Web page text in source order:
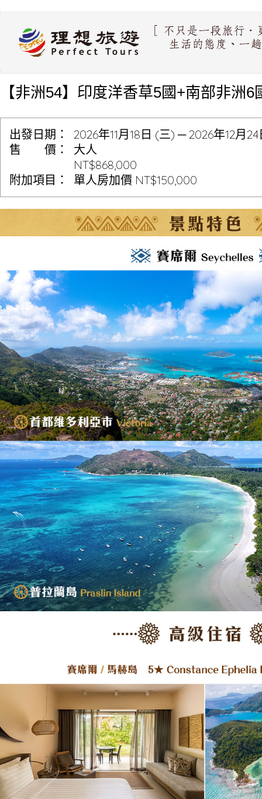
【非洲54】印度洋香草5國+南部非洲6
出發日期：
2026年11月18日 (三) ─ 2026年12月
售 價：
大人
NT$868,000
附加項目：
單人房加價 NT$150,000